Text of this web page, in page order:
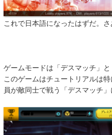
これで日本語になったはずだ。さ
ゲームモードは「デスマッチ」
このゲームはチュートリアルは
員が敵同士で戦う「デスマッチ